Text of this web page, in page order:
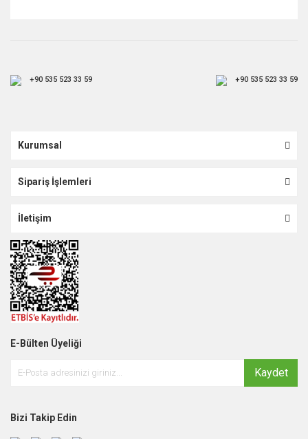
+90 535 523 33 59 +90 535 523 33 59
Kurumsal
Sipariş İşlemleri
İletişim
E-Bülten Üyeliği
Kaydet
Bizi Takip Edin